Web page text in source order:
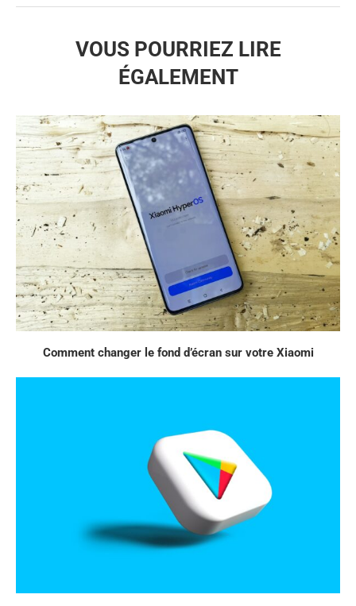
VOUS POURRIEZ LIRE
ÉGALEMENT
Comment changer le fond d’écran sur votre Xiaomi